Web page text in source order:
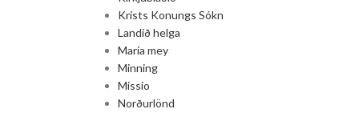
Krists Konungs Sókn
Landið helga
María mey
Minning
Missio
Norðurlönd